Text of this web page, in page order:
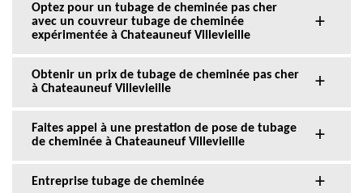
Optez pour un tubage de cheminée pas cher
avec un couvreur tubage de cheminée
expérimentée à Chateauneuf Villevieille
Obtenir un prix de tubage de cheminée pas cher
à Chateauneuf Villevieille
Faites appel à une prestation de pose de tubage
de cheminée à Chateauneuf Villevieille
Entreprise tubage de cheminée